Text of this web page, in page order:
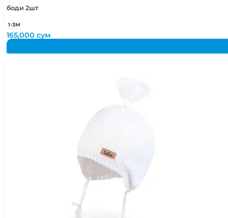
боди 2шт
1-3М
165,000сум